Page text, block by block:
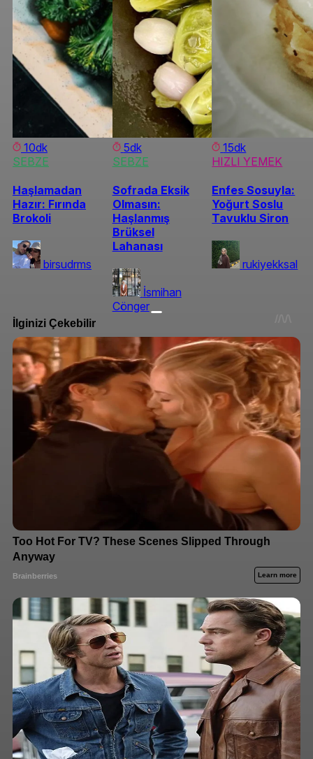
10dk
SEBZE
Haşlamadan
Hazır: Fırında
Brokoli
birsudrms
5dk
SEBZE
Sofrada Eksik
Olmasın:
Haşlanmış
Brüksel
Lahanası
İsmihan
Cönger
15dk
HIZLI YEMEK
Enfes Sosuyla:
Yoğurt Soslu
Tavuklu Siron
rukiyekksal